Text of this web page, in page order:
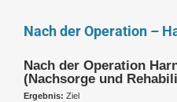
Nach der Operation –
Nach der Operation
(Nachsorge und
Ergebnis: Ziel